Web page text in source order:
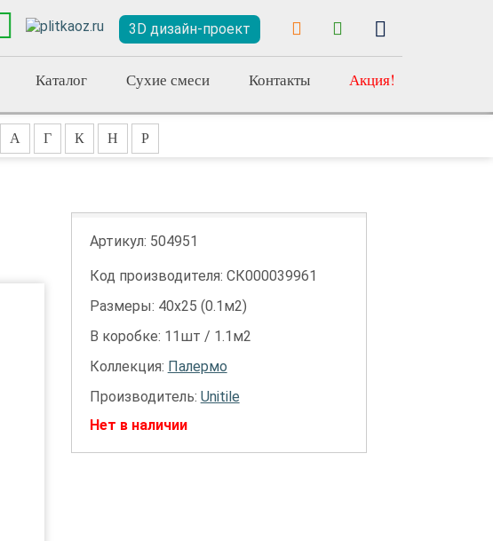
3D дизайн-проект
Каталог Сухие смеси Контакты Акция!
А Г К Н Р
Артикул: 504951
Код производителя: СК000039961
Размеры: 40х25 (0.1м2)
В коробке: 11шт / 1.1м2
Коллекция: Палермо
Производитель: Unitile
Нет в наличии